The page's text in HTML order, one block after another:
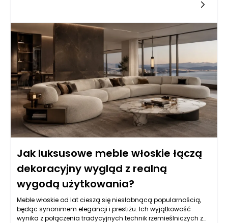
przykuwają wzrok, ale także funkcjonalnie odpowiadają na
wymagania współczesnego użytkownika. W kontekście
rosnącego znaczenia ergonomii, komfortu oraz praktycznych
funkcji, luksusowe meble stają się integralną częścią
aranżacji wnętrz, harmonizując ich elegancję z codziennymi
potrzebami.
Jak luksusowe meble włoskie łączą
dekoracyjny wygląd z realną
wygodą użytkowania?
Meble włoskie od lat cieszą się niesłabnącą popularnością,
będąc synonimem elegancji i prestiżu. Ich wyjątkowość
wynika z połączenia tradycyjnych technik rzemieślniczych z